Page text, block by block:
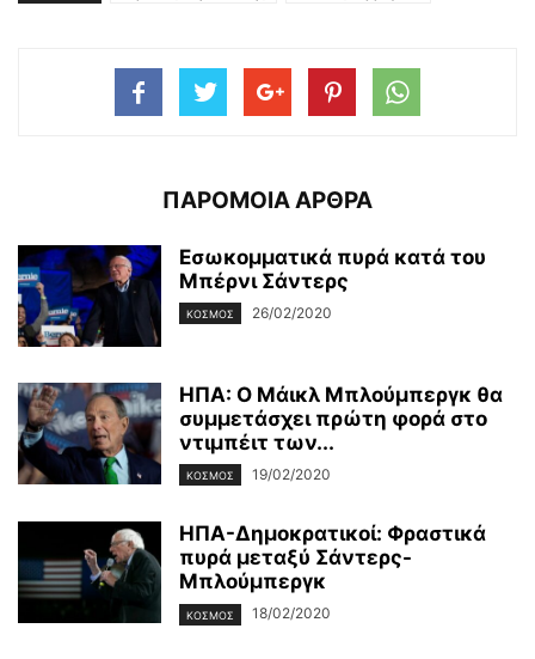
ΠΑΡΟΜΟΙΑ ΑΡΘΡΑ
Εσωκομματικά πυρά κατά του
Μπέρνι Σάντερς
ΚΌΣΜΟΣ 26/02/2020
ΗΠΑ: Ο Μάικλ Μπλούμπεργκ θα
συμμετάσχει πρώτη φορά στο
ντιμπέιτ των...
ΚΌΣΜΟΣ 19/02/2020
ΗΠΑ-Δημοκρατικοί: Φραστικά
πυρά μεταξύ Σάντερς-
Μπλούμπεργκ
ΚΌΣΜΟΣ 18/02/2020